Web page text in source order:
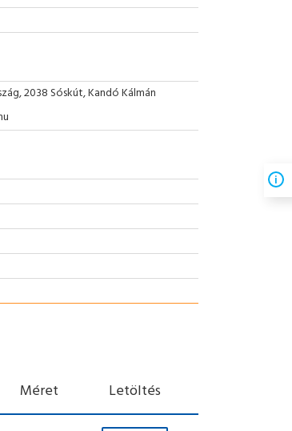
2038 Sóskút, Kandó Kálmán
Méret Letöltés